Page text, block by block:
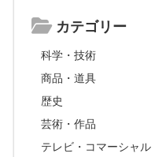
カテゴリー
科学・技術
商品・道具
歴史
芸術・作品
テレビ・コマーシャル